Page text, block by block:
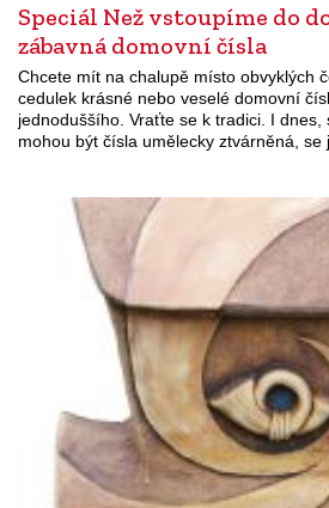
Speciál Než vstoupíme do
zábavná domovní čísla
Chcete mít na chalupě místo obvyklých
cedulek krásné nebo veselé domovní
jednoduššího. Vraťte se k tradici. I dnes,
mohou být čísla umělecky ztvárněná,